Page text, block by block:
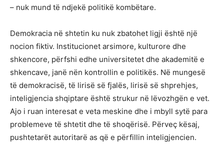
– nuk mund të ndjekë politikë kombëtare.
Demokracia në shtetin ku nuk zbatohet ligji është një
nocion fiktiv. Institucionet arsimore, kulturore dhe
shkencore, përfshi edhe universitetet dhe akademitë e
shkencave, janë nën kontrollin e politikës. Në mungesë
të demokracisë, të lirisë së fjalës, lirisë së shprehjes,
inteligjencia shqiptare është strukur në lëvozhgën e vet.
Ajo i ruan interesat e veta meskine dhe i mbyll sytë para
problemeve të shtetit dhe të shoqërisë. Përveç kësaj,
pushtetarët autoritarë as që e përfillin inteligjencien.